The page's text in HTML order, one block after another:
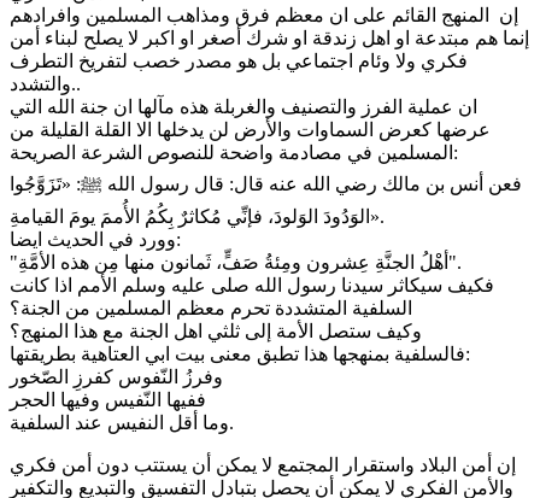
إن المنهج القائم على ان معظم فرق ومذاهب المسلمين وافرادهم
إنما هم مبتدعة او اهل زندقة او شرك أصغر او اكبر لا يصلح لبناء أمن
فكري ولا وئام اجتماعي بل هو مصدر خصب لتفريخ التطرف
والتشدد..
ان عملية الفرز والتصنيف والغربلة هذه مآلها ان جنة الله التي
عرضها كعرض السماوات والأرض لن يدخلها الا القلة القليلة من
المسلمين في مصادمة واضحة للنصوص الشرعة الصريحة:
فعن أنس بن مالك رضي الله عنه قال: قال رسول الله ﷺ: «تَزَوَّجُوا
الوَدُودَ الوَلودَ، فإنِّي مُكاثرٌ بِكُمُ الأُممَ يومَ القيامةِ».
وورد في الحديث ايضا:
"أهْلُ الجنَّةِ عِشرون ومِئةُ صَفٍّ، ثَمانون منها مِن هذه الأمَّةِ".
فكيف سيكاثر سيدنا رسول الله صلى عليه وسلم الأمم اذا كانت
السلفية المتشددة تحرم معظم المسلمين من الجنة؟
فالسلفية بمنهجها هذا تطبق معنى بيت ابي العتاهية بطريقتها:
وفرزُ النّفوس كفرزِ الصّخور
ففيها النّفيس وفيها الحجر
وما أقل النفيس عند السلفية.
إن أمن البلاد واستقرار المجتمع لا يمكن أن يستتب دون أمن فكري